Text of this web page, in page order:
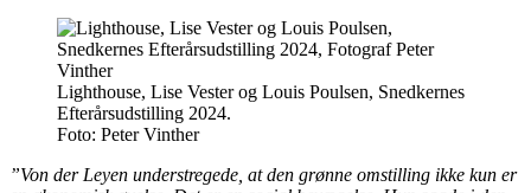
Lighthouse, Lise Vester og Louis Poulsen, Snedkernes
Efterårsudstilling 2024.
Foto: Peter Vinther
”Von der Leyen understregede, at den grønne omstilling ikke kun er